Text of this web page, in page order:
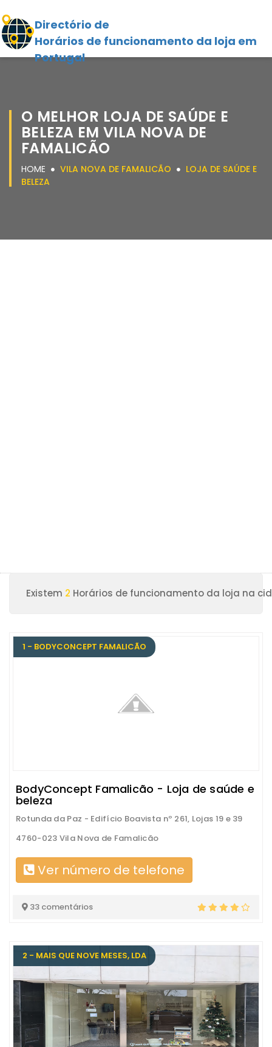
Directório de
Horários de funcionamento da loja em
Portugal
O MELHOR LOJA DE SAÚDE E
BELEZA EM VILA NOVA DE
FAMALICÃO
HOME VILA NOVA DE FAMALICÃO
LOJA DE SAÚDE E
BELEZA
Existem 2 Horários de funcionamento da loja na
1 - BODYCONCEPT FAMALICÃO
BodyConcept Famalicão - Loja de saúde e
beleza
Rotunda da Paz - Edifício Boavista nº 261, Lojas 19 e 39
4760-023 Vila Nova de Famalicão
Ver número de telefone
33 comentários
2 - MAIS QUE NOVE MESES, LDA